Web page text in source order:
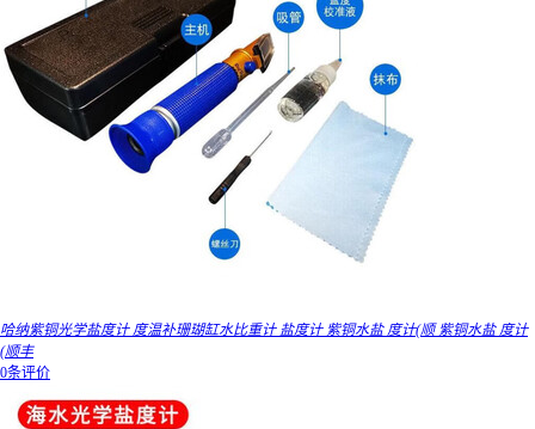
哈纳紫铜光学盐度计 度温补珊瑚缸水比重计 盐度计 紫铜水盐 度计(顺 紫铜水盐 度计
(顺丰
0条评价